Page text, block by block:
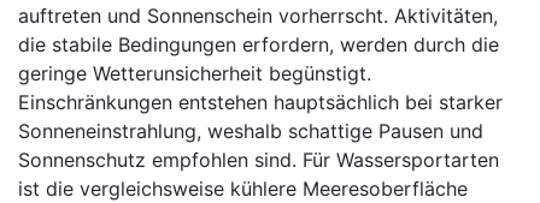
auftreten und Sonnenschein vorherrscht. Aktivitäten,
die stabile Bedingungen erfordern, werden durch die
geringe Wetterunsicherheit begünstigt.
Einschränkungen entstehen hauptsächlich bei starker
Sonneneinstrahlung, weshalb schattige Pausen und
Sonnenschutz empfohlen sind. Für Wassersportarten
ist die vergleichsweise kühlere Meeresoberfläche